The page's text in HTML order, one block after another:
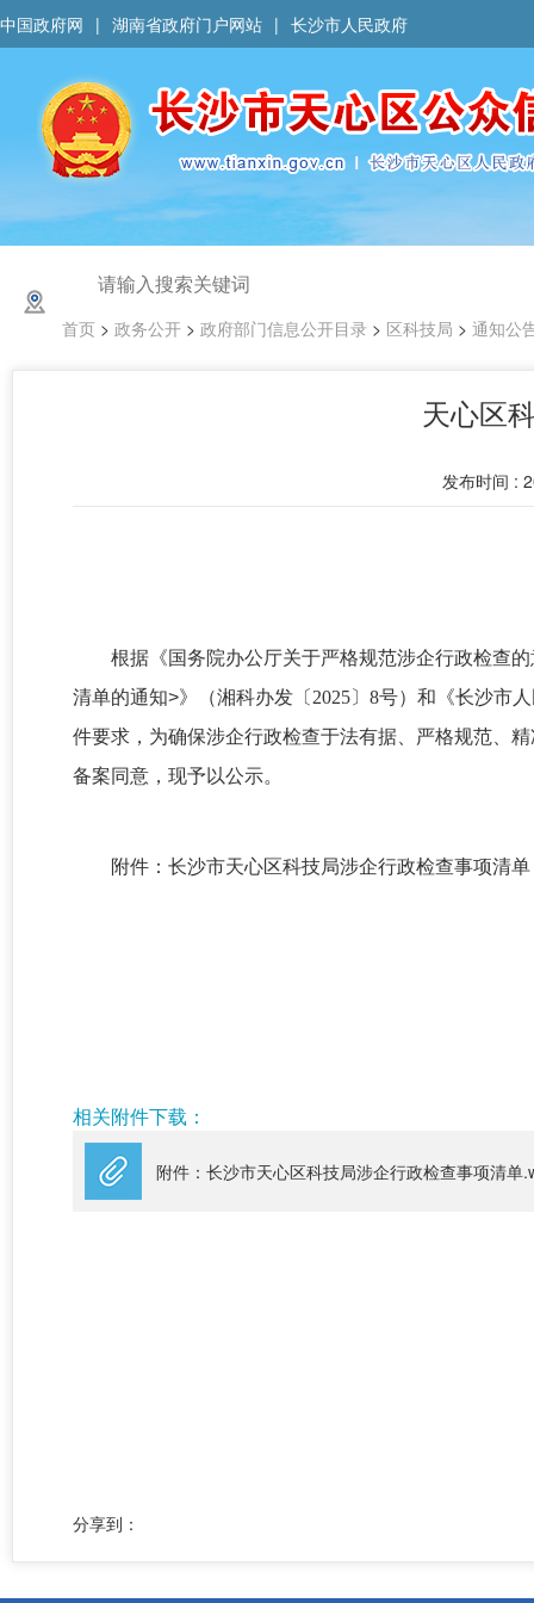
中国政府网 | 湖南省政府门户网站 | 长沙市人民政府
首页 > 政务公开 > 政府部门信息公开目录 > 区科技局 > 通知公
天心区
发布时间 :
根据《国务院办公厅关于严格规范涉企行政检查
清单的通知>》
（湘科办发〔2025〕8号）和《长沙市
件要求， 为确保涉企行政检查于法有据、严格规范、
备案同意，现予以公示。
附件： 长沙市天心区科技局涉企行政检查事项清单
相关附件下载：
附件：长沙市天心区科技局涉企行政检查事项清单
分享到：